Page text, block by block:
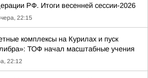
РФ. Итоги весенней сессии-2026
22:15
комплексы на Курилах и пуск
ТОФ начал масштабные учения
22:12